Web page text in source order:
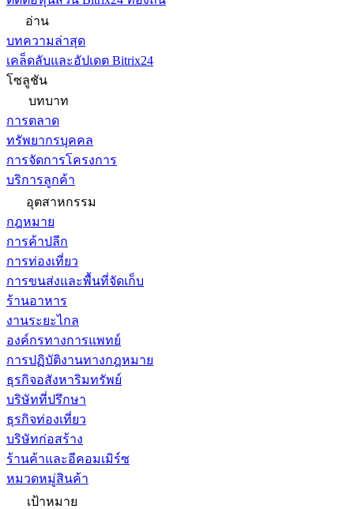
อ่าน
บทความล่าสุด
เคล็ดลับและอัปเดต Bitrix24
โซลูชัน
บทบาท
การตลาด
ทรัพยากรบุคคล
การจัดการโครงการ
บริการลูกค้า
อุตสาหกรรม
กฎหมาย
การค้าปลีก
การท่องเที่ยว
การขนส่งและพื้นที่จัดเก็บ
ร้านอาหาร
งานระยะไกล
องค์กรทางการแพทย์
การปฏิบัติงานทางกฎหมาย
ธุรกิจอสังหาริมทรัพย์
บริษัทที่ปรึกษา
ธุรกิจท่องเที่ยว
บริษัทก่อสร้าง
ร้านค้าและอีคอมเมิร์ซ
หมวดหมู่สินค้า
เป้าหมาย